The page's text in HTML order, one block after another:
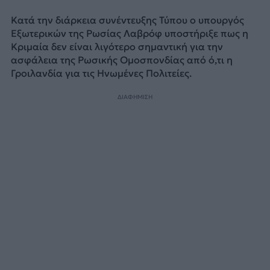
Κατά την διάρκεια συνέντευξης Τύπου ο υπουργός
Εξωτερικών της Ρωσίας Λαβρόφ υποστήριξε πως η
Κριμαία δεν είναι λιγότερο σημαντική για την
ασφάλεια της Ρωσικής Ομοσπονδίας από ό,τι η
Γροιλανδία για τις Ηνωμένες Πολιτείες.
ΔΙΑΦΗΜΙΣΗ